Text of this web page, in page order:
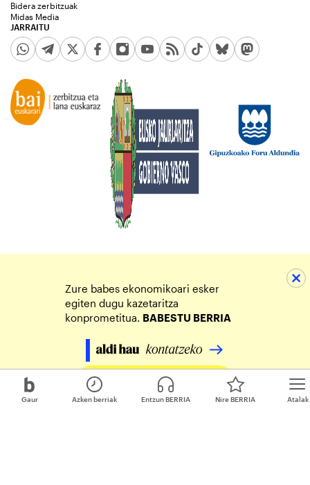
Gaur Atalak
Azken berriak Entzun BERRIA Nire BERRIA
JARRAITU
Bidera zerbitzuak
Midas Media
Zure babes ekonomikoari esker
egiten dugu kazetaritza
konprometitua. BABESTU BERRIA
Egin zure ekarpena